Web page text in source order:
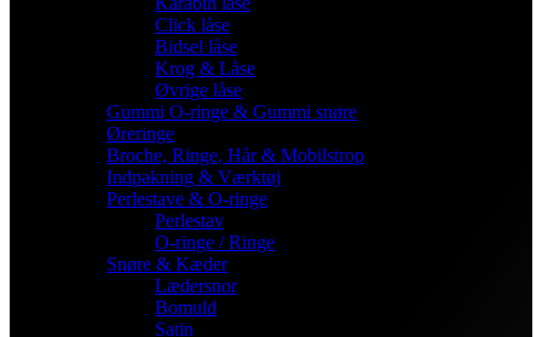
Click låse
Bidsel låse
Krog & Låse
Øvrige låse
Gummi O-ringe & Gummi snøre
Øreringe
Broche, Ringe, Hår & Mobilstrop
Indpakning & Værktøj
Perlestave & O-ringe
Perlestav
O-ringe / Ringe
Snøre & Kæder
Lædersnor
Bomuld
Satin